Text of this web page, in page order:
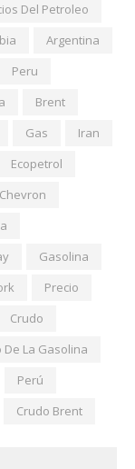
Del Petroleo
Argentina
Peru
Brent
Gas
Iran
Ecopetrol
Chevron
Gasolina
Precio
Crudo
De La Gasolina
Perú
Crudo Brent